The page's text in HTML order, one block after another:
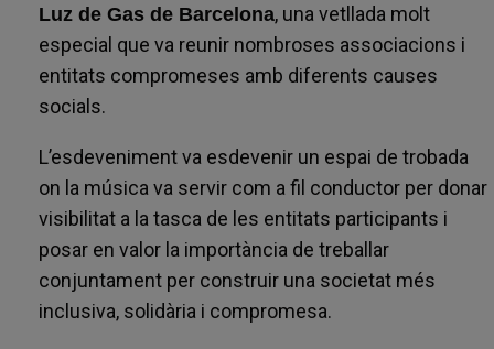
Luz de Gas de Barcelona, una vetllada molt
especial que va reunir nombroses associacions i
entitats compromeses amb diferents causes
socials.
L’esdeveniment va esdevenir un espai de trobada
on la música va servir com a fil conductor per donar
visibilitat a la tasca de les entitats participants i
posar en valor la importància de treballar
conjuntament per construir una societat més
inclusiva, solidària i compromesa.